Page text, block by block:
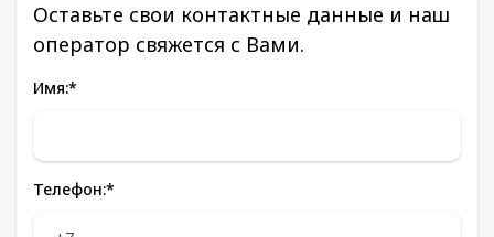
Оставьте свои контактные данные и наш
оператор свяжется с Вами.
Имя:*
Телефон:*